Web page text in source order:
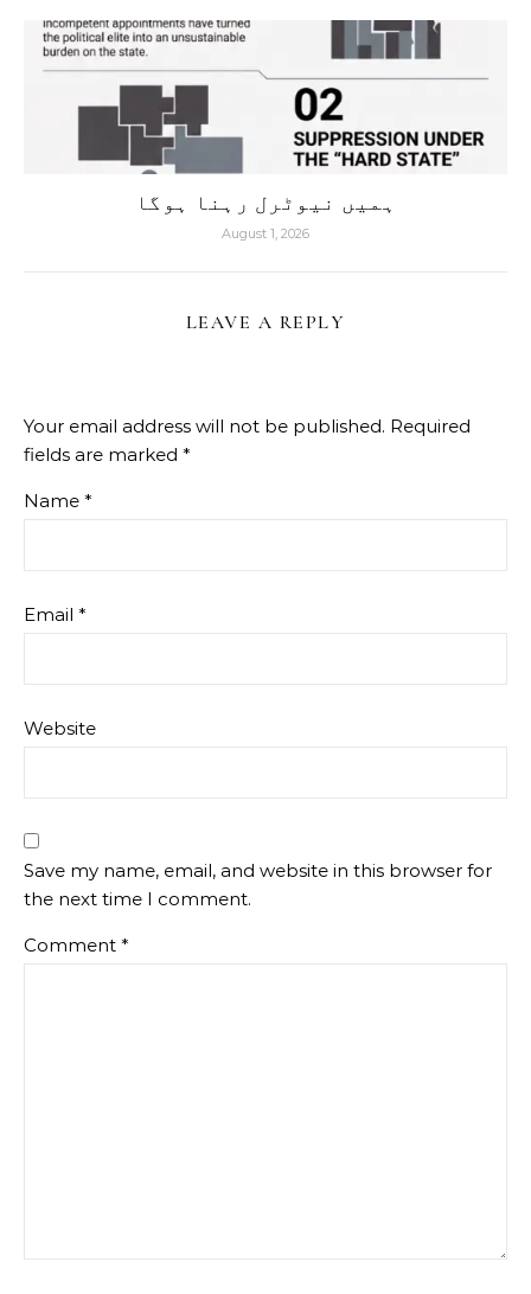
ہمیں نیوٹرل رہنا ہوگا
August 1, 2026
LEAVE A REPLY
Your email address will not be published. Required
fields are marked *
Name *
Email *
Website
Save my name, email, and website in this browser for
the next time I comment.
Comment *